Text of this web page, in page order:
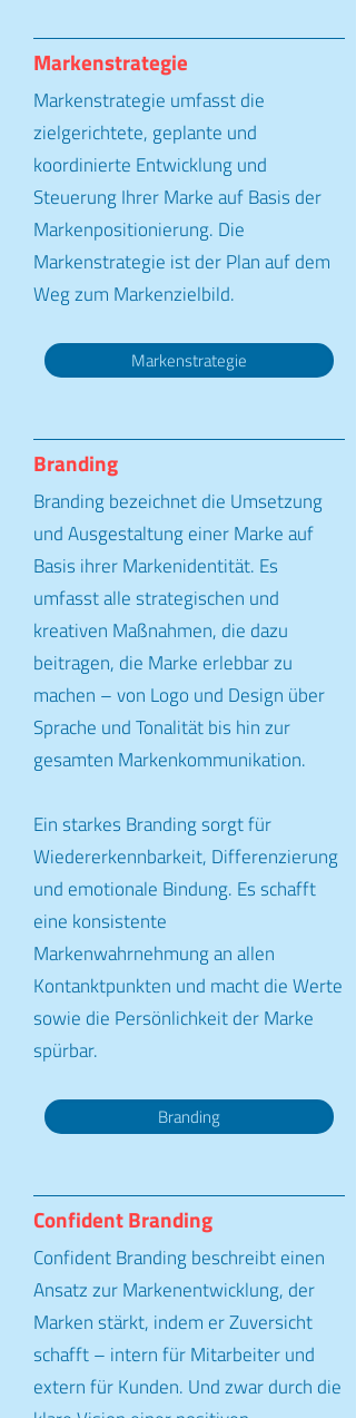
Markenstrategie
Markenstrategie umfasst die
zielgerichtete, geplante und
koordinierte Entwicklung und
Steuerung Ihrer Marke auf Basis der
Markenpositionierung. Die
Markenstrategie ist der Plan auf dem
Weg zum Markenzielbild.
Markenstrategie
Branding
Branding bezeichnet die Umsetzung
und Ausgestaltung einer Marke auf
Basis ihrer Markenidentität. Es
umfasst alle strategischen und
kreativen Maßnahmen, die dazu
beitragen, die Marke erlebbar zu
machen – von Logo und Design über
Sprache und Tonalität bis hin zur
gesamten Markenkommunikation.
Ein starkes Branding sorgt für
Wiedererkennbarkeit, Differenzierung
und emotionale Bindung. Es schafft
eine konsistente
Markenwahrnehmung an allen
Kontanktpunkten und macht die Werte
sowie die Persönlichkeit der Marke
spürbar.
Branding
Confident Branding
Confident Branding beschreibt einen
Ansatz zur Markenentwicklung, der
Marken stärkt, indem er Zuversicht
schafft – intern für Mitarbeiter und
extern für Kunden. Und zwar durch die